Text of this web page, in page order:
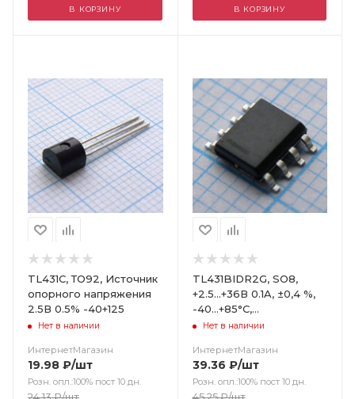
В КОРЗИНУ В КОРЗИНУ
TL431C, ТО92, Источник
опорного напряжения
2.5В 0.5% -40+125
Нет в наличии
ИнтернетМагазин
19.98 ₽/шт
Розн. опл.:100% пост 10 дн.
TL431BIDR2G, SO8,
+2.5...+36В 0.1A, ±0,4 %,
-40...+85°C,
Стаб.напр.линейный
Нет в наличии
ИнтернетМагазин
39.36 ₽/шт
Розн. опл.:100% пост 10 дн.